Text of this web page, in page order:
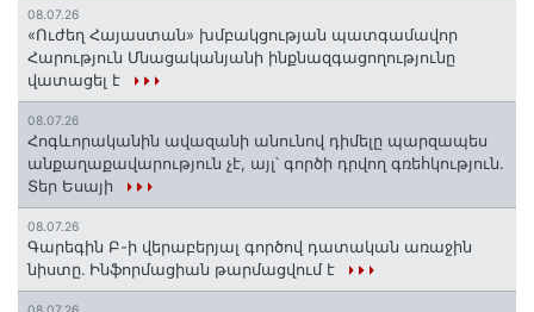
08.07.26
«Ուժեղ Հայաստան» խմբակցության պատգամավոր
Հարություն Մնացականյանի ինքնազգացողությունը
վատացել է
08.07.26
Հոգևորականին ավազանի անունով դիմելը պարզապես
անքաղաքավարություն չէ, այլ՝ գործի դրվող գռեհկություն.
Տեր Եսայի
08.07.26
Գարեգին Բ-ի վերաբերյալ գործով դատական առաջին
նիստը․ Ինֆորմացիան թարմացվում է